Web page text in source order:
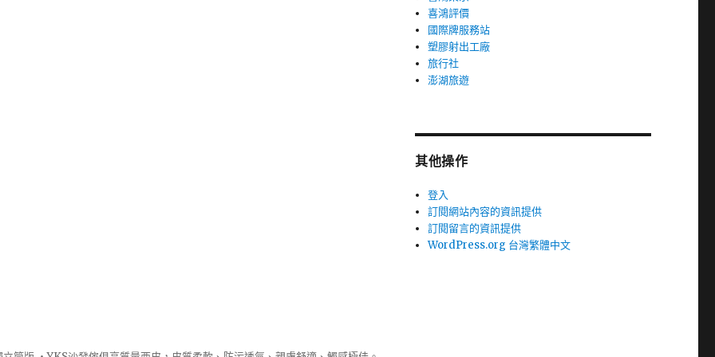
喜鴻評價
國際牌服務站
塑膠射出工廠
旅行社
澎湖旅遊
其他操作
登入
訂閱網站內容的資訊提供
訂閱留言的資訊提供
WordPress.org 台灣繁體中文